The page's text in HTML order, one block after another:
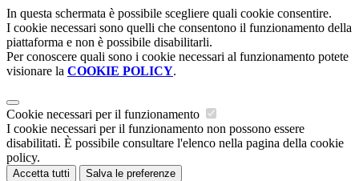
In questa schermata è possibile scegliere quali cookie consentire.
I cookie necessari sono quelli che consentono il funzionamento della
piattaforma e non è possibile disabilitarli.
Per conoscere quali sono i cookie necessari al funzionamento potete
visionare la COOKIE POLICY.
Cookie necessari per il funzionamento
I cookie necessari per il funzionamento non possono essere
disabilitati. È possibile consultare l'elenco nella pagina della cookie
policy.
Accetta tutti Salva le preferenze